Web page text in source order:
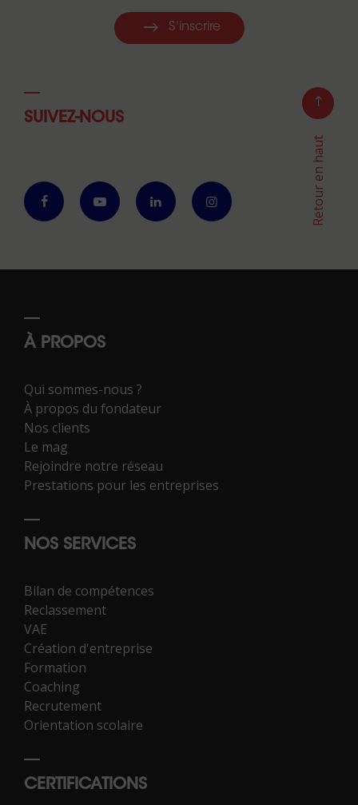
S'inscrire
SUIVEZ-NOUS
Retour en haut
À PROPOS
Qui sommes-nous ?
À propos du fondateur
Nos clients
Le mag
Rejoindre notre réseau
Prestations pour les entreprises
NOS SERVICES
Bilan de compétences
Reclassement
VAE
Création d'entreprise
Formation
Coaching
Recrutement
Orientation scolaire
CERTIFICATIONS